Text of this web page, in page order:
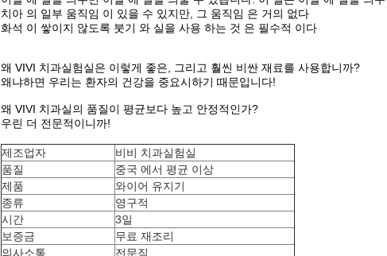
치아 의 일부 움직임 이 있을 수 있지만, 그 움직임 은 거의 없다
화석 이 쌓이지 않도록 붓기 와 실을 사용 하는 것 은 필수적 이다
왜 VIVI 치과실험실은 이렇게 좋은, 그리고 훨씬 비싼 재료를 사용합니까?
왜냐하면 우리는 환자의 건강을 중요시하기 때문입니다!
왜 VIVI 치과실의 품질이 평균보다 높고 안정적인가?
우린 더 전문적이니까!
제조업자
비비 치과실험실
품질
중국 에서 평균 이상
제품
와이어 유지기
종류
영구적
시간
3일
보증금
무료 재조리
의사소통
전문직